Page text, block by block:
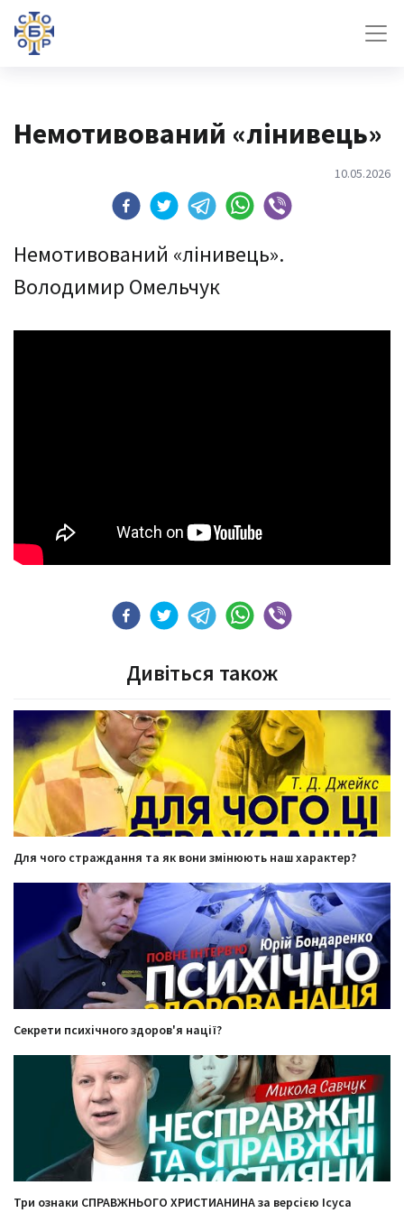
Немотивований «лінивець»
10.05.2026
Немотивований «лінивець».
Володимир Омельчук
Дивіться також
Для чого страждання та як вони змінюють наш характер?
Секрети психічного здоров'я нації?
Три ознаки СПРАВЖНЬОГО ХРИСТИАНИНА за версією Ісуса